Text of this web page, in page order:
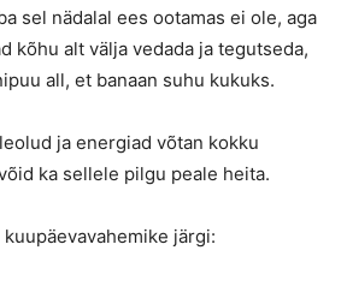
sel nädalal ees ootamas ei ole, aga
kõhu alt välja vedada ja tegutseda,
all, et banaan suhu kukuks.
ja energiad võtan kokku
ka sellele pilgu peale heita.
järgi: